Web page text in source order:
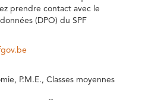
prendre contact avec le
(DPO) du SPF
P.M.E., Classes moyennes